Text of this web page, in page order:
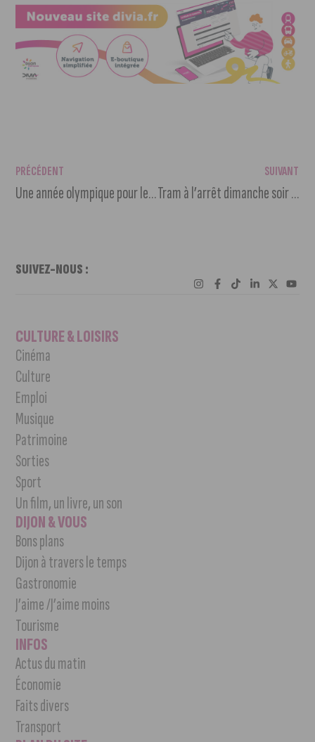
PRÉCÉDENT
Une année olympique pour le MuséoParc Alésia
SUIVANT
Tram à l’arrêt dimanche soir pour maintenance
SUIVEZ-NOUS :
CULTURE & LOISIRS
Cinéma
Culture
Emploi
Musique
Patrimoine
Sorties
Sport
Un film, un livre, un son
DIJON & VOUS
Bons plans
Dijon à travers le temps
Gastronomie
J’aime /J’aime moins
Tourisme
INFOS
Actus du matin
Économie
Faits divers
Transport